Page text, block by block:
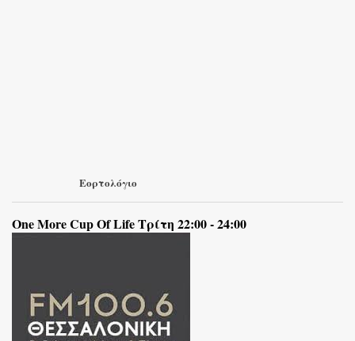
Εορτολόγιο
One More Cup Of Life Τρίτη 22:00 - 24:00